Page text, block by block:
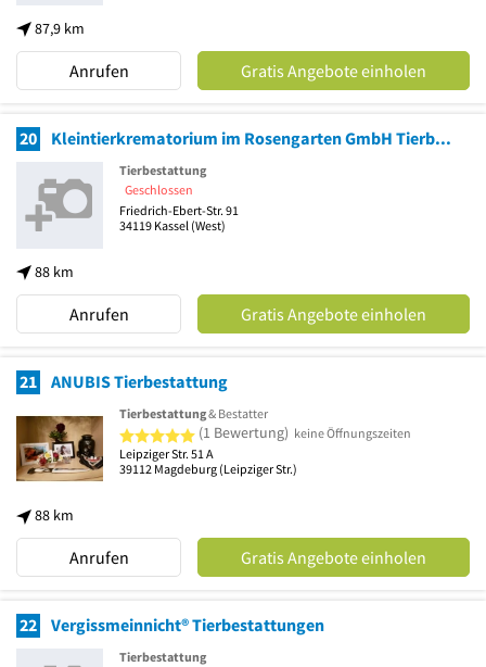
87,9 km
Anrufen Gratis Angebote einholen
20 Kleintierkrematorium im Rosengarten GmbH Tierbestattung
88 km
Tierbestattung
Geschlossen
Friedrich-Ebert-Str. 91
34119 Kassel (West)
Anrufen Gratis Angebote einholen
21 ANUBIS Tierbestattung
88 km
Tierbestattung& Bestatter
5 von 5 Sternen
(1 Bewertung) keine Öffnungszeiten
Leipziger Str. 51 A
39112 Magdeburg (Leipziger Str.)
Anrufen Gratis Angebote einholen
22 Vergissmeinnicht® Tierbestattungen
Tierbestattung